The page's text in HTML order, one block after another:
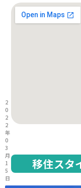
移住スタ
2
0
2
2
年
0
3
月
1
5
日